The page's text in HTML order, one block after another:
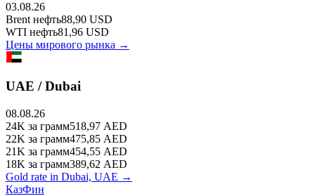
03.08.26
Brent нефть88,90 USD
WTI нефть81,96 USD
Цены мирового рынка →
UAE / Dubai
08.08.26
24K за грамм518,97 AED
22K за грамм475,85 AED
21K за грамм454,55 AED
18K за грамм389,62 AED
Gold rate in Dubai, UAE →
КазФин